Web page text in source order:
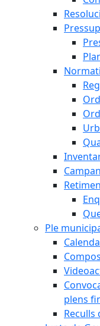
Ple
plens
Reculls